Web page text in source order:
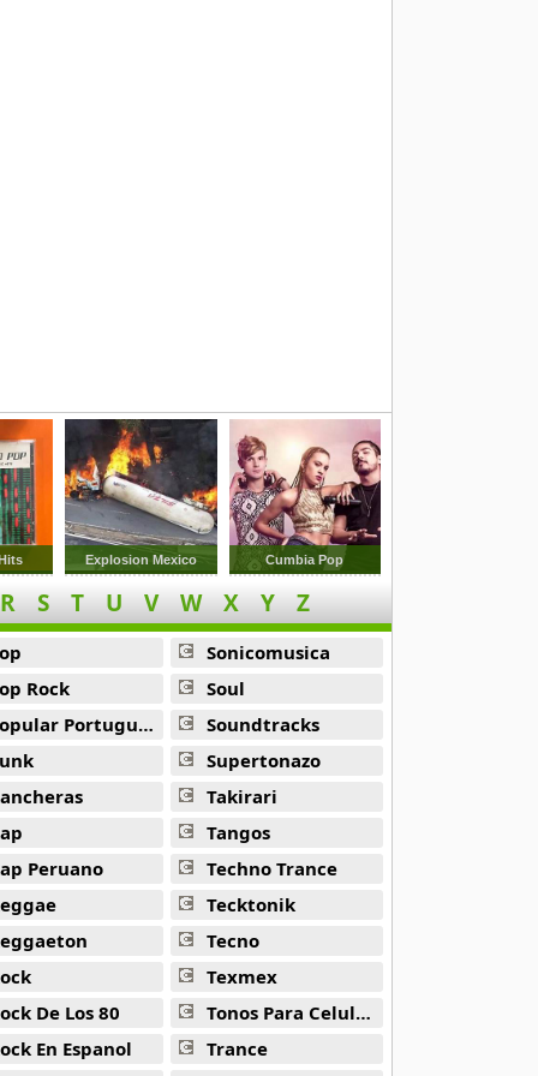
Explosion Mexico Cumbia Pop
R S T U V W X Y Z
Rock
Portuguesa
Peruano
De Los 80
En Espanol
Sonicomusica
Soul
Soundtracks
Supertonazo
Takirari
Tangos
Techno Trance
Tecktonik
Tecno
Texmex
Tonos Para Celulares
Trance